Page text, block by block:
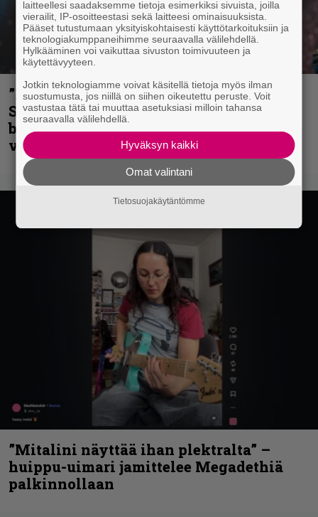
”He ovat tuoneet soittoon jotain uutta” –
Sepulturan Andreas Kisser nimeää
bändin, jonka riffit ovat tehneet
vaikutuksen
”Mitalini näyttää ihan plektralta” –
huippu-uimari jamittelee Megadethiä
palkinnollaan
laitteellesi saadaksemme tietoja esimerkiksi sivuista, joilla
vierailit, IP-osoitteestasi sekä laitteesi ominaisuuksista.
Pääset tutustumaan yksityiskohtaisesti käyttötarkoituksiin ja
teknologiakumppaneihimme seuraavalla välilehdellä.
Hylkääminen voi vaikuttaa sivuston toimivuuteen ja
käytettävyyteen.
Jotkin teknologiamme voivat käsitellä tietoja myös ilman
suostumusta, jos niillä on siihen oikeutettu peruste. Voit
vastustaa tätä tai muuttaa asetuksiasi milloin tahansa
seuraavalla välilehdellä.
Hyväksyn kaikki
Omat valintani
Tietosuojakäytäntömme